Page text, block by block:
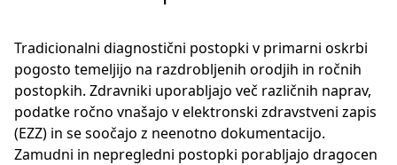
Tradicionalni diagnostični postopki v primarni oskrbi
pogosto temeljijo na razdrobljenih orodjih in ročnih
postopkih. Zdravniki uporabljajo več različnih naprav,
podatke ročno vnašajo v elektronski zdravstveni zapis
(EZZ) in se soočajo z neenotno dokumentacijo.
Zamudni in nepregledni postopki porabljajo dragocen